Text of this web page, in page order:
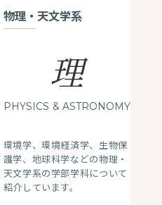
物理・天文学系
理
PHYSICS & ASTRONOMY
環境学、環境経済学、生物保
護学、地球科学などの物理・
天文学系の学部学科について
紹介しています。